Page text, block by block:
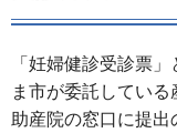
「妊婦健診受診票
ま市が委託してい
助産院の窓口に提出